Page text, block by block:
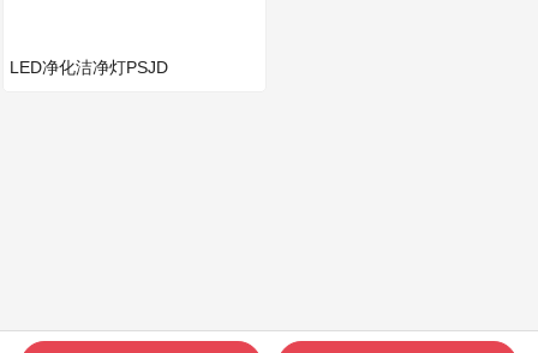
LED净化洁净灯PSJD